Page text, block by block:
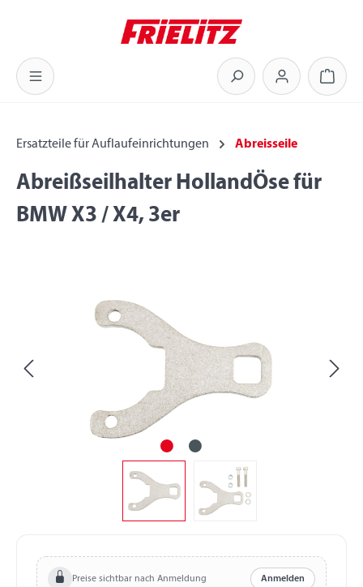
Zum Hauptinhalt springen
Ersatzteile für Auflaufeinrichtungen Abreisseile
Abreißseilhalter HollandÖse für
BMW X3 / X4, 3er
Preise sichtbar nach Anmeldung Anmelden